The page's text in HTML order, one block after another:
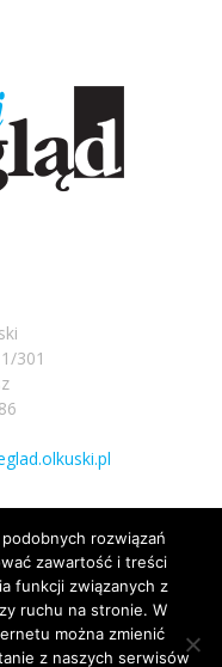
301
rozwiązań
zawartość i treści
funkcji związanych z
ruchu na stronie. W
można zmienić
z naszych serwisów